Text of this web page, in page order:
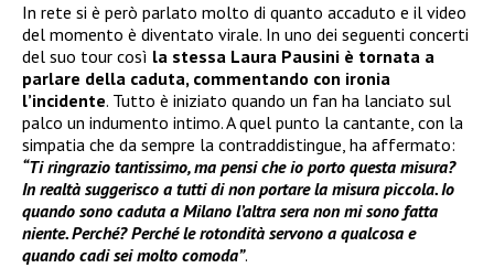
In rete si è però parlato molto di quanto accaduto e il video
del momento è diventato virale. In uno dei seguenti concerti
del suo tour così la stessa Laura Pausini è tornata a
parlare della caduta, commentando con ironia
l’incidente. Tutto è iniziato quando un fan ha lanciato sul
palco un indumento intimo. A quel punto la cantante, con la
simpatia che da sempre la contraddistingue, ha affermato:
“Ti ringrazio tantissimo, ma pensi che io porto questa misura?
In realtà suggerisco a tutti di non portare la misura piccola. Io
quando sono caduta a Milano l’altra sera non mi sono fatta
niente. Perché? Perché le rotondità servono a qualcosa e
quando cadi sei molto comoda”.